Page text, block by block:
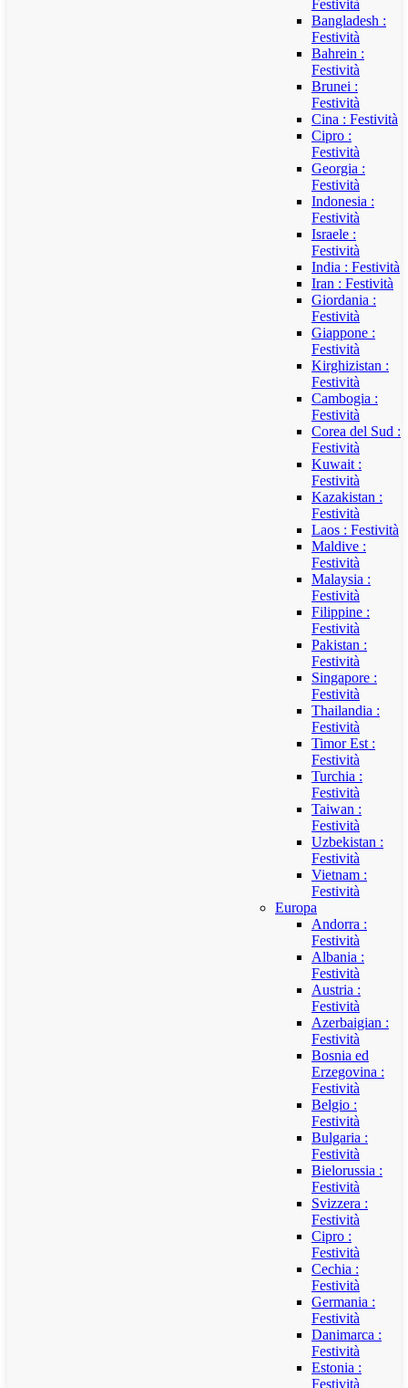
Festività
Bangladesh :
Festività
Bahrein :
Festività
Brunei :
Festività
Cina : Festività
Cipro :
Festività
Georgia :
Festività
Indonesia :
Festività
Israele :
Festività
India : Festività
Iran : Festività
Giordania :
Festività
Giappone :
Festività
Kirghizistan :
Festività
Cambogia :
Festività
Corea del Sud :
Festività
Kuwait :
Festività
Kazakistan :
Festività
Laos : Festività
Maldive :
Festività
Malaysia :
Festività
Filippine :
Festività
Pakistan :
Festività
Singapore :
Festività
Thailandia :
Festività
Timor Est :
Festività
Turchia :
Festività
Taiwan :
Festività
Uzbekistan :
Festività
Vietnam :
Festività
Europa
Andorra :
Festività
Albania :
Festività
Austria :
Festività
Azerbaigian :
Festività
Bosnia ed
Erzegovina :
Festività
Belgio :
Festività
Bulgaria :
Festività
Bielorussia :
Festività
Svizzera :
Festività
Cipro :
Festività
Cechia :
Festività
Germania :
Festività
Danimarca :
Festività
Estonia :
Festività